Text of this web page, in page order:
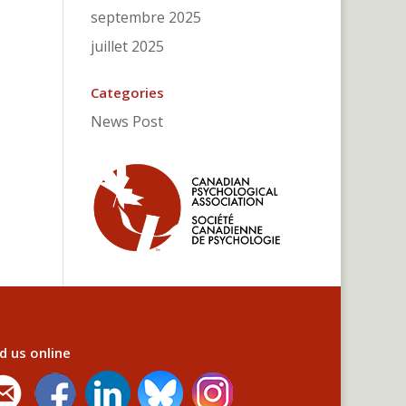
septembre 2025
juillet 2025
Categories
News Post
us online